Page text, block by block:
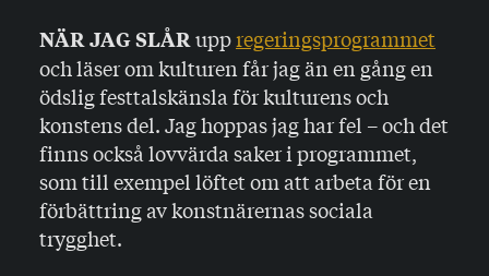
NÄR JAG SLÅR uppregeringsprogrammet
och läser om kulturen får jag än en gång en
ödslig festtalskänsla för kulturens och
konstens del. Jag hoppas jag har fel – och det
finns också lovvärda saker i programmet,
som till exempel löftet om att arbeta för en
förbättring av konstnärernas sociala
trygghet.